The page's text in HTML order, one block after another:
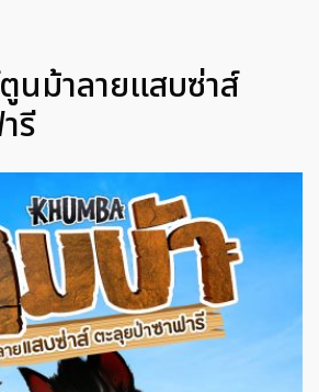
นม้าลายแสบซ่าส์
รี